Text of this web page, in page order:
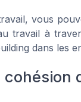
vous
travail à
dans les